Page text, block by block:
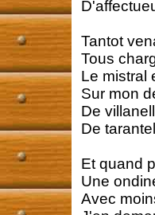
Tantot
Tous
Le mistral
Sur mon
De
De
Et quand
Une
Avec